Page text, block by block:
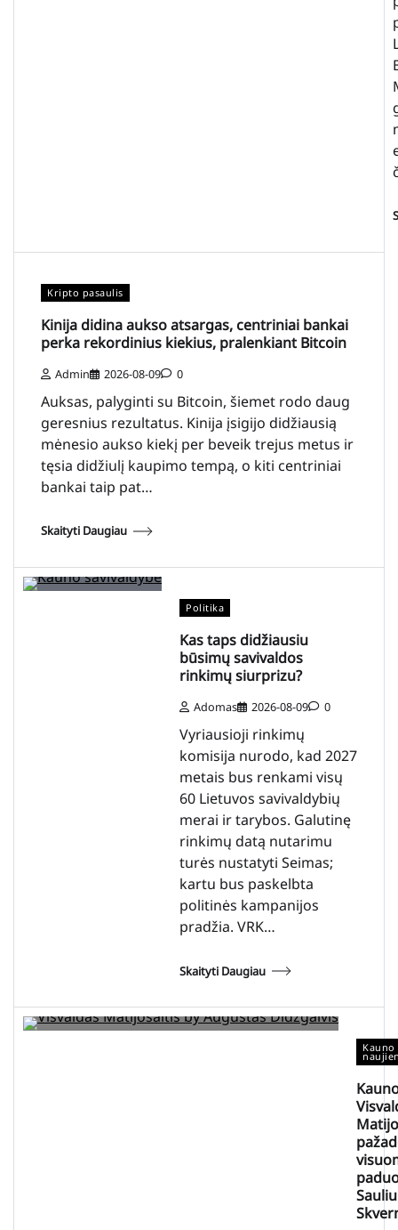
Kripto pasaulis
Kinija didina aukso atsargas, centriniai bankai
perka rekordinius kiekius, pralenkiant Bitcoin
Admin 2026-08-09 0
Auksas, palyginti su Bitcoin, šiemet rodo daug
geresnius rezultatus. Kinija įsigijo didžiausią
mėnesio aukso kiekį per beveik trejus metus ir
tęsia didžiulį kaupimo tempą, o kiti centriniai
bankai taip pat…
Skaityti Daugiau
Politika
Kas taps didžiausiu
būsimų savivaldos
rinkimų siurprizu?
Adomas 2026-08-09 0
Vyriausioji rinkimų
komisija nurodo, kad 2027
metais bus renkami visų
60 Lietuvos savivaldybių
merai ir tarybos. Galutinę
rinkimų datą nutarimu
turės nustatyti Seimas;
kartu bus paskelbta
politinės kampanijos
pradžia. VRK…
Skaityti Daugiau